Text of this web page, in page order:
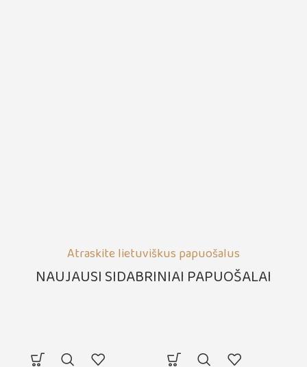
Atraskite lietuviškus papuošalus
NAUJAUSI SIDABRINIAI PAPUOŠALAI